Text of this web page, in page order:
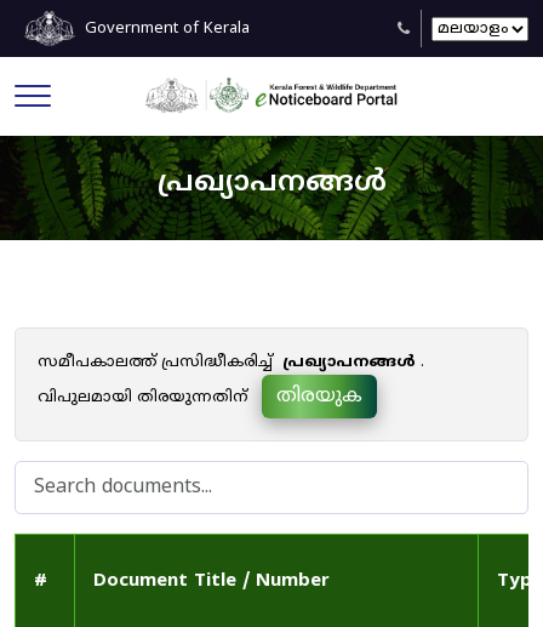
Government of Kerala
പ്രഖ്യാപനങ്ങൾ
സമീപകാലത്ത് പ്രസിദ്ധീകരിച്ച് പ്രഖ്യാപനങ്ങൾ .
വിപുലമായി തിരയുന്നതിന്
തിരയുക
# Document Title / Number Type